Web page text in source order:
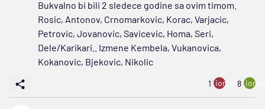
Bukvalno bi bili 2 sledece godine sa ovim timom.
Rosic, Antonov, Crnomarkovic, Korac, Varjacic,
Petrovic, Jovanovic, Savicevic, Homa, Seri,
Dele/Karikari.. Izmene Kembela, Vukanovica,
Kokanovic, Bjekovic, Nikolic
1 ion:minus
8